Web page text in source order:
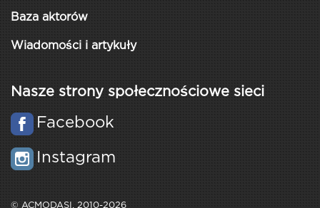
Baza aktorów
Wiadomości i artykuły
Nasze strony społecznościowe sieci
Facebook
Instagram
© ACMODASI, 2010-2026